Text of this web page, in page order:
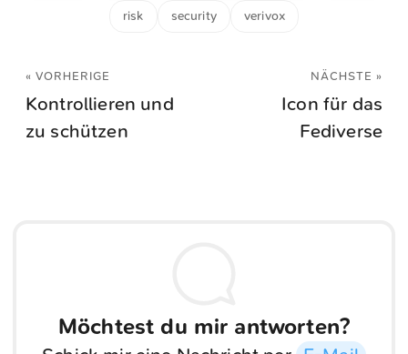
risk security verivox
« VORHERIGE
Kontrollieren und
zu schützen
NÄCHSTE »
Icon für das
Fediverse
Möchtest du mir antworten?